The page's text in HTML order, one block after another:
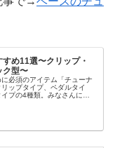
め11選〜クリップ・
ク型〜
必須のアイテム「チューナ
ップタイプ、ペダルタイ
プの4種類。みなさんにあ